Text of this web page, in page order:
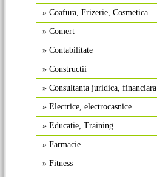
» Coafura, Frizerie, Cosmetica
» Comert
» Contabilitate
» Constructii
» Consultanta juridica, financiara
» Electrice, electrocasnice
» Educatie, Training
» Farmacie
» Fitness